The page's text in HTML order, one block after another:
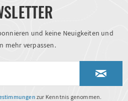
und keine Neuigkeiten und
mehr verpassen.
zur Kenntnis genommen.